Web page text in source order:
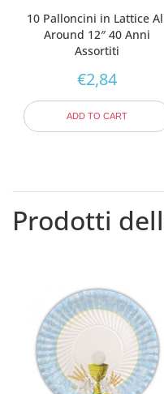
10 Palloncini in Lattice
Around 12″ 40 Anni
Assortiti
€2,84
ADD TO CART
Prodotti